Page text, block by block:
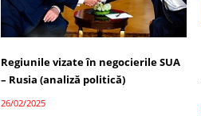
Regiunile vizate în negocierile SUA
– Rusia (analiză politică)
26/02/2025